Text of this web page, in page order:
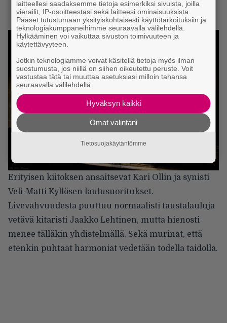
Erityisen kiitoksen ansaitsevat Kari Ollin ja synisti
Veli-Matti Kyllösen laulusuoritukset.
Livevahvuudesta puuttuu normaalisti taustalauluja
vetävä kitaristi Jaakko Lehtinen, mutta hienosti
menee tälläkin yhdistelmällä. Sekä murinat, että
etenkin puhtaat harmoniat vedetään todella taidolla.
laitteellesi saadaksemme tietoja esimerkiksi sivuista, joilla
vierailit, IP-osoitteestasi sekä laitteesi ominaisuuksista.
Pääset tutustumaan yksityiskohtaisesti käyttötarkoituksiin ja
teknologiakumppaneihimme seuraavalla välilehdellä.
Hylkääminen voi vaikuttaa sivuston toimivuuteen ja
käytettävyyteen.
Jotkin teknologiamme voivat käsitellä tietoja myös ilman
suostumusta, jos niillä on siihen oikeutettu peruste. Voit
vastustaa tätä tai muuttaa asetuksiasi milloin tahansa
seuraavalla välilehdellä.
Hyväksyn kaikki
Omat valintani
Tietosuojakäytäntömme